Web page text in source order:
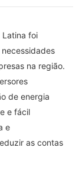
Latina foi
na região.
de energia
e fácil
e
as contas